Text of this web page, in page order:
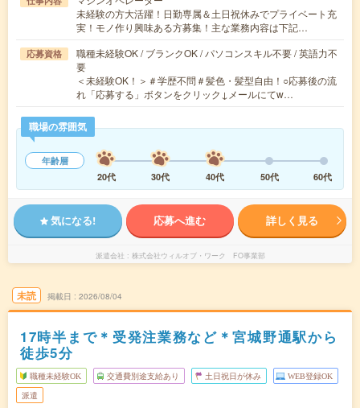
未経験の方大活躍！日勤専属＆土日祝休みでプライベート充
実！モノ作り興味ある方募集！主な業務内容は下記…
応募資格
職種未経験OK / ブランクOK / パソコンスキル不要 / 英語力不
要
＜未経験OK！＞＃学歴不問＃髪色・髪型自由！○応募後の流
れ「応募する」ボタンをクリック↓メールにてw…
職場の雰囲気
年齢層
20代
30代 40代 50代 60代
気になる! 応募へ進む 詳しく見る
派遣会社 株式会社ウィルオブ・ワーク FO事業部
未読 掲載日 2026/08/04
17時半まで＊受発注業務など＊宮城野通駅から
徒歩5分
職種未経験OK 交通費別途支給あり 土日祝日が休み WEB登録OK
派遣